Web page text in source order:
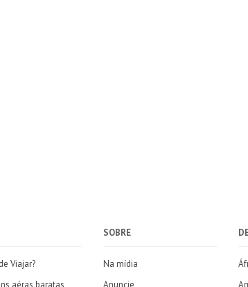
Viajar?
aéras baratas
SOBRE
Na mídia
Anuncie